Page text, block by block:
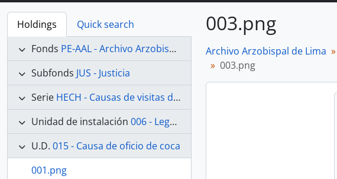
Holdings
Quick search
Fonds PE-AAL - Archivo Arzobispal de Lima
Subfonds JUS - Justicia
Serie HECH - Causas de visitas de hechicerías e Idolatrías
Unidad de instalación 006 - Legajo 06
U.D. 015 - Causa de oficio de coca
001.png
003.png
Archivo Arzobispal de Lima
003.png